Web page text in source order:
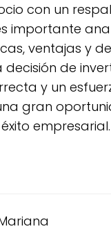
con un
importante
ventajas y
de
y un
gran
empresarial.